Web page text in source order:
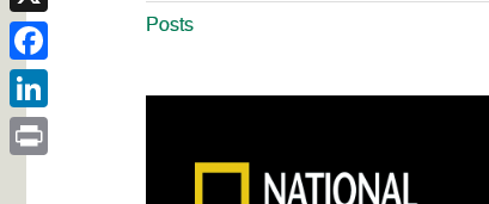
Posts
X
Facebook
LinkedIn